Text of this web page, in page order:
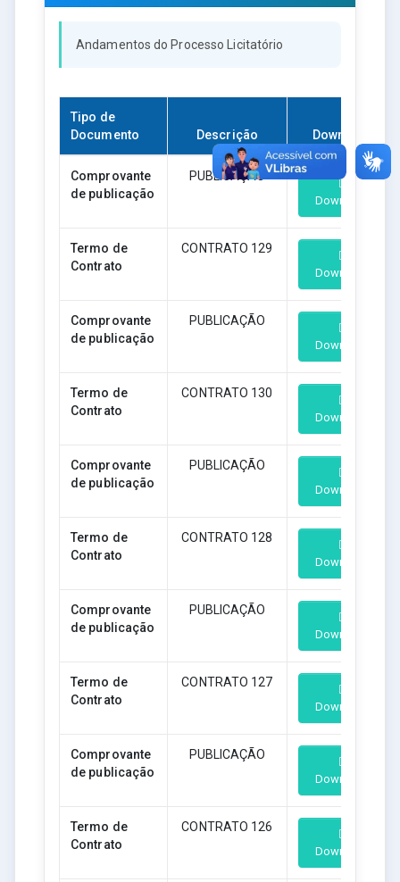
Andamentos do Processo Licitatório
Tipo de
Documento
Descrição Download
Comprovante
de publicação
PUBLICAÇÃO
Download
Termo de
Contrato
CONTRATO 129
Download
Comprovante
de publicação
PUBLICAÇÃO
Download
Termo de
Contrato
CONTRATO 130
Download
Comprovante
de publicação
PUBLICAÇÃO
Download
Termo de
Contrato
CONTRATO 128
Download
Comprovante
de publicação
PUBLICAÇÃO
Download
Termo de
Contrato
CONTRATO 127
Download
Comprovante
de publicação
PUBLICAÇÃO
Download
Termo de
Contrato
CONTRATO 126
Download